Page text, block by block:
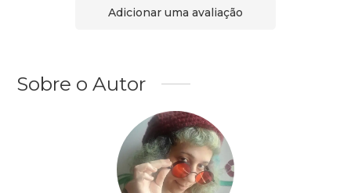
Adicionar uma avaliação
Sobre o Autor